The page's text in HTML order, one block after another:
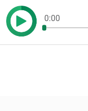
0:00